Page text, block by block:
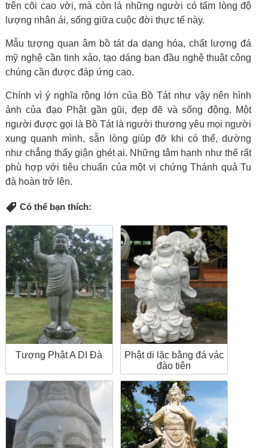
trên cõi cao vời, mà còn là những người có tấm lòng độ
lượng nhân ái, sống giữa cuộc đời thực tế này.
Mẫu tượng quan âm bồ tát da dạng hóa, chất lượng đá
mỹ nghệ cần tinh xảo, tạo dáng ban đầu nghệ thuật công
chúng cần được đáp ứng cao.
Chính vì ý nghĩa rộng lớn của Bồ Tát như vậy nên hình
ảnh của đạo Phật gần gũi, đẹp đẽ và sống động. Một
người được gọi là Bồ Tát là người thương yêu mọi người
xung quanh mình, sẵn lòng giúp đỡ khi có thể, dường
như chẳng thấy giận ghét ai. Những tâm hạnh như thế rất
phù hợp với tiêu chuẩn của một vị chứng Thánh quả Tu
đà hoàn trở lên.
Có thể bạn thích:
Tượng Phật A DI Đà
Phật di lặc bằng đá vác
đào tiên